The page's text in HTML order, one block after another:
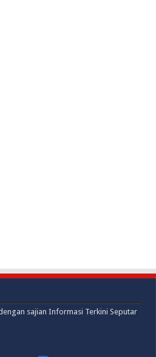
sajian Informasi Terkini Seputar